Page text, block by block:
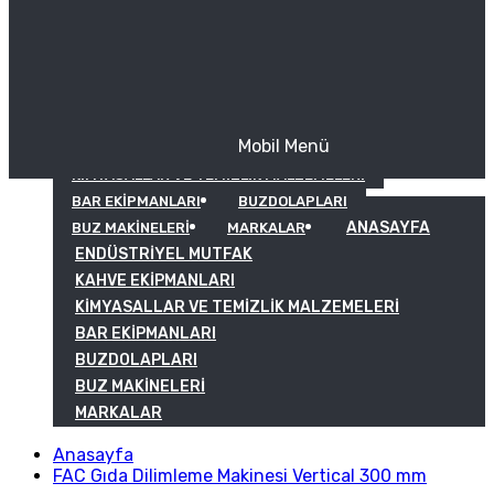
KIMYASALLAR VE TEMIZLIK MALZEMELERI
BAR EKIPMANLARI
BUZDOLAPLARI
BUZ MAKINELERI
MARKALAR
Mobil Menü
ANASAYFA
ENDÜSTRIYEL MUTFAK
KAHVE EKIPMANLARI
KIMYASALLAR VE TEMIZLIK MALZEMELERI
BAR EKIPMANLARI
BUZDOLAPLARI
BUZ MAKINELERI
MARKALAR
Anasayfa
FAC Gıda Dilimleme Makinesi Vertical 300 mm